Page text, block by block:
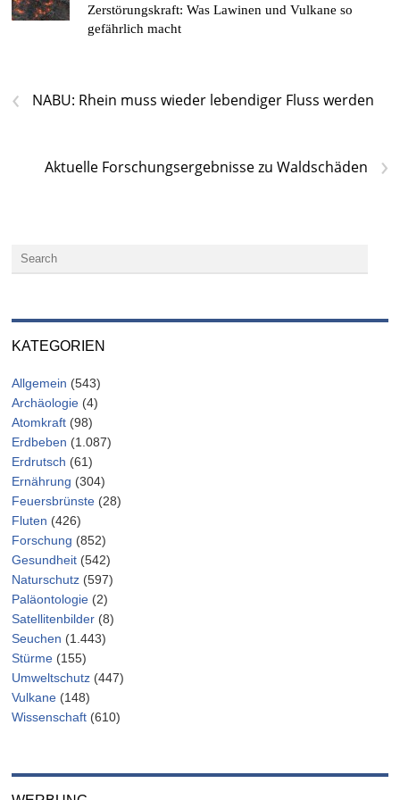
Zerstörungskraft: Was Lawinen und Vulkane so
gefährlich macht
‹ NABU: Rhein muss wieder lebendiger Fluss werden
›
Aktuelle Forschungsergebnisse zu Waldschäden
KATEGORIEN
Allgemein (543)
Archäologie (4)
Atomkraft (98)
Erdbeben (1.087)
Erdrutsch (61)
Ernährung (304)
Feuersbrünste (28)
Fluten (426)
Forschung (852)
Gesundheit (542)
Naturschutz (597)
Paläontologie (2)
Satellitenbilder (8)
Seuchen (1.443)
Stürme (155)
Umweltschutz (447)
Vulkane (148)
Wissenschaft (610)